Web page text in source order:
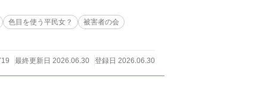
色目を使う平民女？ 被害者の会
最終更新日 2026.06.30 登録日 2026.06.30